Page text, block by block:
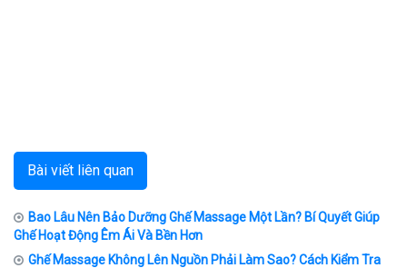
Bài viết liên quan
Bao Lâu Nên Bảo Dưỡng Ghế Massage Một Lần? Bí Quyết Giúp
Ghế Hoạt Động Êm Ái Và Bền Hơn
Ghế Massage Không Lên Nguồn Phải Làm Sao? Cách Kiểm Tra